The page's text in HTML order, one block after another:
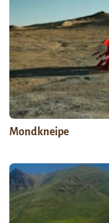
Mondkneipe